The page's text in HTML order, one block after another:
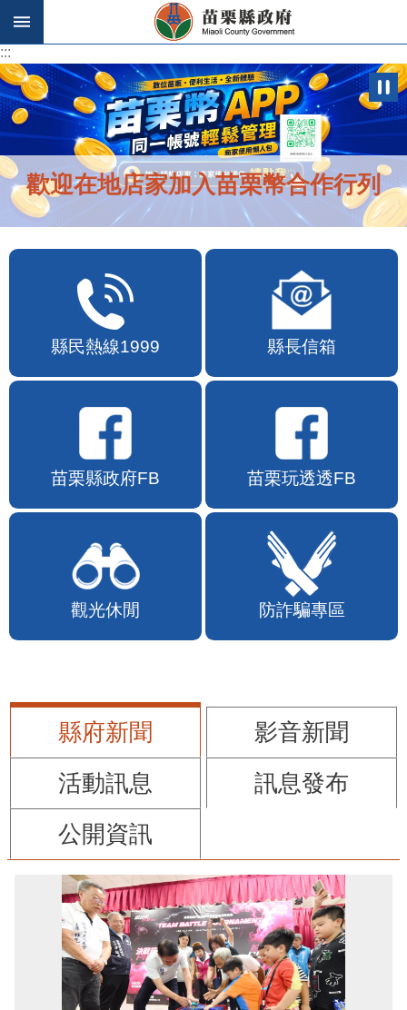
跳到主要內容區塊
:::
:::
歡迎在地店家加入苗栗幣合作行列
縣民熱線1999 縣長信箱
苗栗縣政府FB 苗栗玩透透FB
觀光休閒 防詐騙專區
縣府新聞
影音新聞
活動訊息
訊息發布
公開資訊